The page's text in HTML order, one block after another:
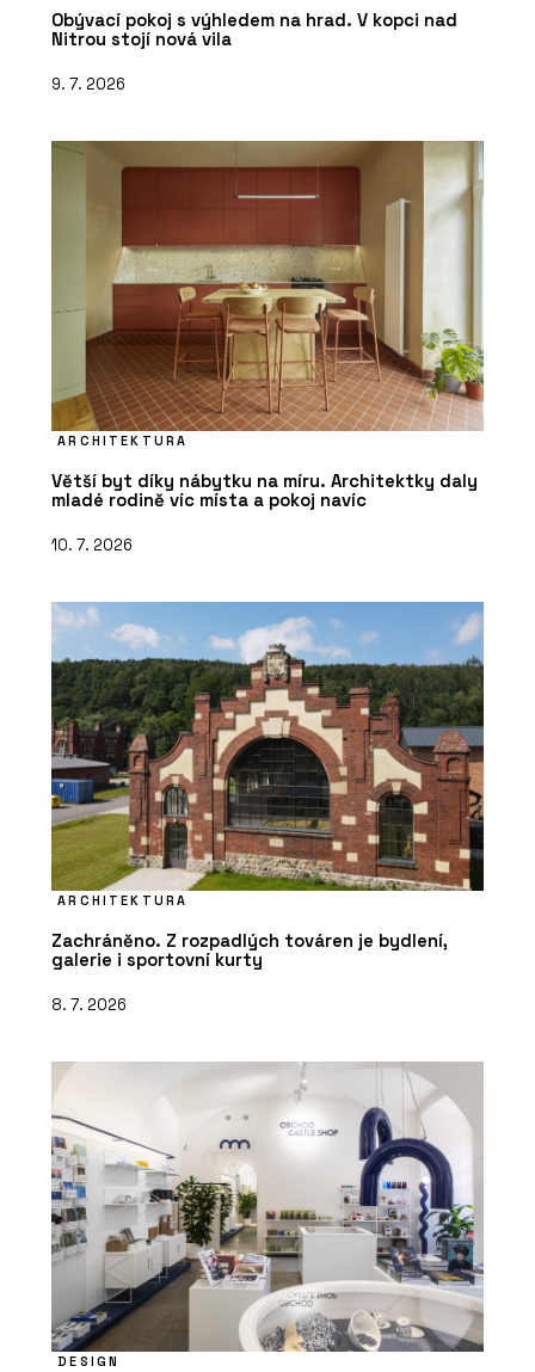
Obývací pokoj s výhledem na hrad. V kopci nad
Nitrou stojí nová vila
9. 7. 2026
ARCHITEKTURA
Větší byt díky nábytku na míru. Architektky daly
mladé rodině víc místa a pokoj navíc
10. 7. 2026
ARCHITEKTURA
Zachráněno. Z rozpadlých továren je bydlení,
galerie i sportovní kurty
8. 7. 2026
DESIGN